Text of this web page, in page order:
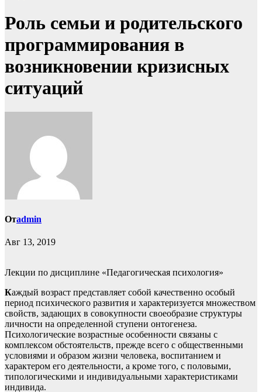
Роль семьи и родительского
программирования в
возникновении кризисных
ситуаций
Отadmin
Авг 13, 2019
Лекции по дисциплине «Педагогическая психология»
Каждый возраст представляет собой качественно особый
период психического развития и характеризуется множеством
свойств, задающих в совокупности своеобразие структуры
личности на определенной ступени онтогенеза.
Психологические возрастные особенности связаны с
комплексом обстоятельств, прежде всего с общественными
условиями и образом жизни человека, воспитанием и
характером его деятельности, а кроме того, с половыми,
типологическими и индивидуальными характеристиками
индивида.